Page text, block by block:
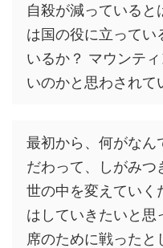
自殺が減っていると
は国の役に立ってい
いるか？ マウンテ
いのかと思わされて
最初から、何がなん
だわって、しがみつ
世の中を変えていく
はしていきたいと思
席のために戦ったと